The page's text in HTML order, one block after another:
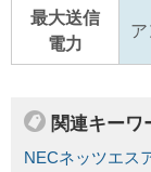
最大送信
電力
関連キーワ
NECネッツエス